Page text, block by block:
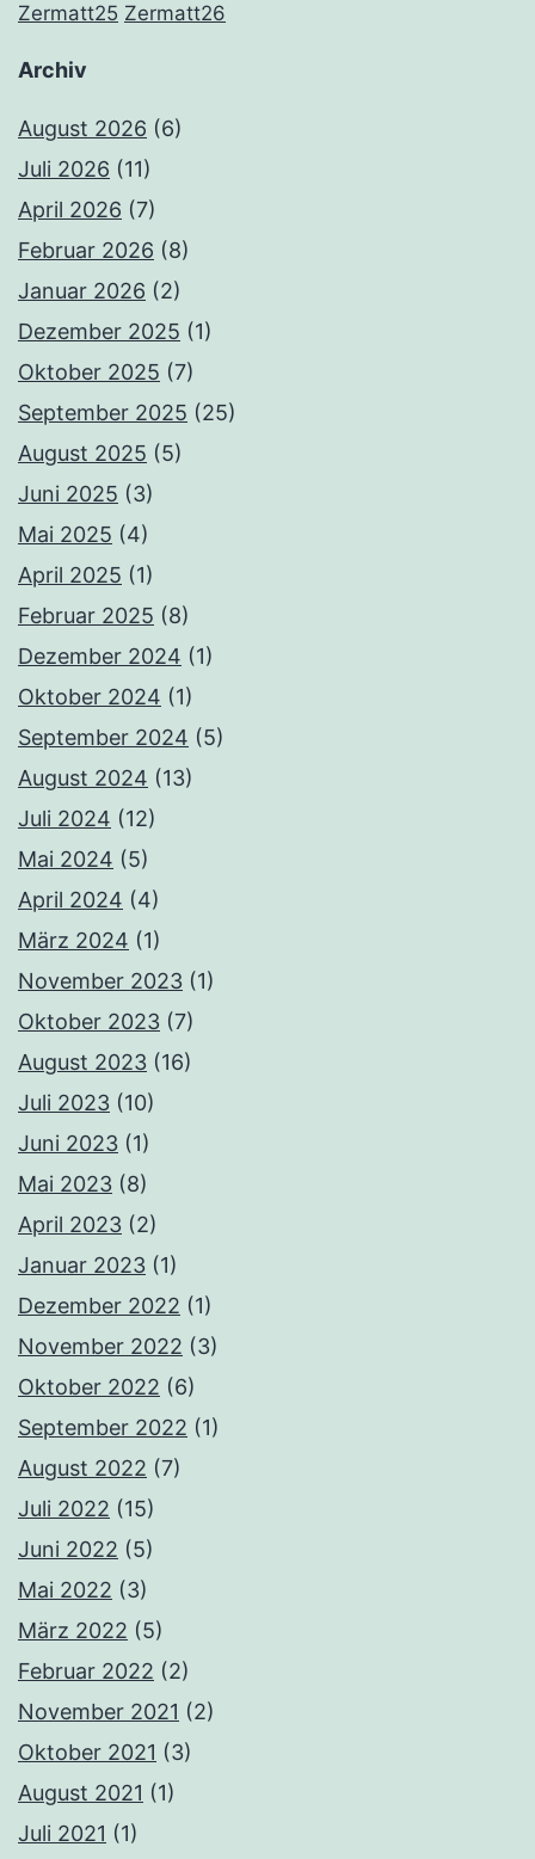
Zermatt25 Zermatt26
Archiv
August 2026 (6)
Juli 2026 (11)
April 2026 (7)
Februar 2026 (8)
Januar 2026 (2)
Dezember 2025 (1)
Oktober 2025 (7)
September 2025 (25)
August 2025 (5)
Juni 2025 (3)
Mai 2025 (4)
April 2025 (1)
Februar 2025 (8)
Dezember 2024 (1)
Oktober 2024 (1)
September 2024 (5)
August 2024 (13)
Juli 2024 (12)
Mai 2024 (5)
April 2024 (4)
März 2024 (1)
November 2023 (1)
Oktober 2023 (7)
August 2023 (16)
Juli 2023 (10)
Juni 2023 (1)
Mai 2023 (8)
April 2023 (2)
Januar 2023 (1)
Dezember 2022 (1)
November 2022 (3)
Oktober 2022 (6)
September 2022 (1)
August 2022 (7)
Juli 2022 (15)
Juni 2022 (5)
Mai 2022 (3)
März 2022 (5)
Februar 2022 (2)
November 2021 (2)
Oktober 2021 (3)
August 2021 (1)
Juli 2021 (1)